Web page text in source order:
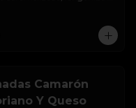
Camarón
Y Queso